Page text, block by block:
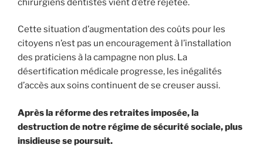
Cette situation d’augmentation des coûts pour les
citoyens n’est pas un encouragement à l’installation
des praticiens à la campagne non plus. La
désertification médicale progresse, les inégalités
d’accès aux soins continuent de se creuser aussi.
Après la réforme des retraites imposée, la
destruction de notre régime de sécurité sociale, plus
insidieuse se poursuit.